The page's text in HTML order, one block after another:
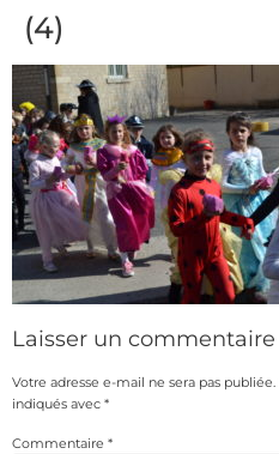
(4)
Laisser un commentaire
Votre adresse e-mail ne sera pas publiée.
indiqués avec *
Commentaire *